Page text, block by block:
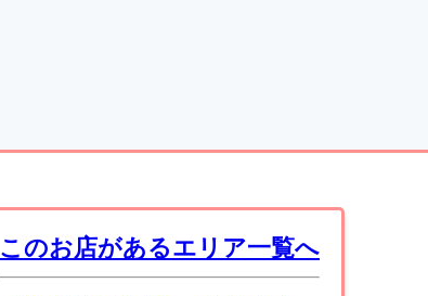
このお店があるエリア一覧へ